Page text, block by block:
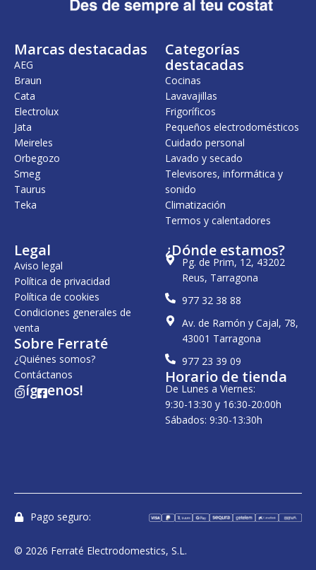
Marcas destacadas
AEG
Braun
Cata
Electrolux
Jata
Meireles
Orbegozo
Smeg
Taurus
Teka
Categorías
destacadas
Cocinas
Lavavajillas
Frigoríficos
Pequeños electrodomésticos
Cuidado personal
Lavado y secado
Televisores, informática y
sonido
Climatización
Termos y calentadores
Legal
Aviso legal
Política de privacidad
Política de cookies
Condiciones generales de
venta
Sobre Ferraté
¿Quiénes somos?
Contáctanos
¡Síguenos!
I F
s
u
a
e
¿Dónde estamos?
Pg. de Prim, 12, 43202
Reus, Tarragona
977 32 38 88
Av. de Ramón y Cajal, 78,
43001 Tarragona
977 23 39 09
Horario de tienda
De Lunes a Viernes:
9:30-13:30 y 16:30-20:00h
Sábados: 9:30-13:30h
© 2026 Ferraté Electrodomestics, S.L.
Pago seguro: